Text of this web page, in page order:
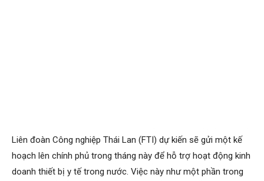
Liên đoàn Công nghiệp Thái Lan (FTI) dự kiến ​​sẽ gửi một kế
hoạch lên chính phủ trong tháng này để hỗ trợ hoạt động kinh
doanh thiết bị y tế trong nước. Việc này như một phần trong